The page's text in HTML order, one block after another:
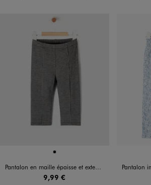
Disponible en 1 coloris
NOIR
Pantalon en maille épaisse et extensible motif pied-de-poule bébé fille
9,99 €
Pantalon